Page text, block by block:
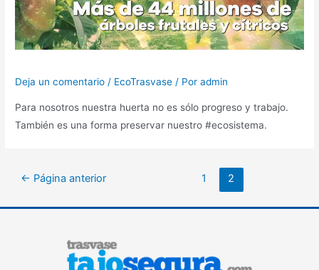
Deja un comentario / EcoTrasvase / Poradmin
Para nosotros nuestra huerta no es sólo progreso y trabajo.
También es una forma preservar nuestro #ecosistema.
← Página anterior 1 2